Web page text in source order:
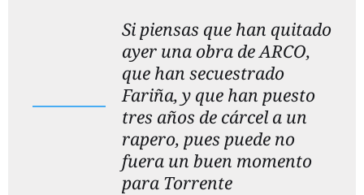
Si piensas que han quitado
ayer una obra de ARCO,
que han secuestrado
Fariña, y que han puesto
tres años de cárcel a un
rapero, pues puede no
fuera un buen momento
para Torrente